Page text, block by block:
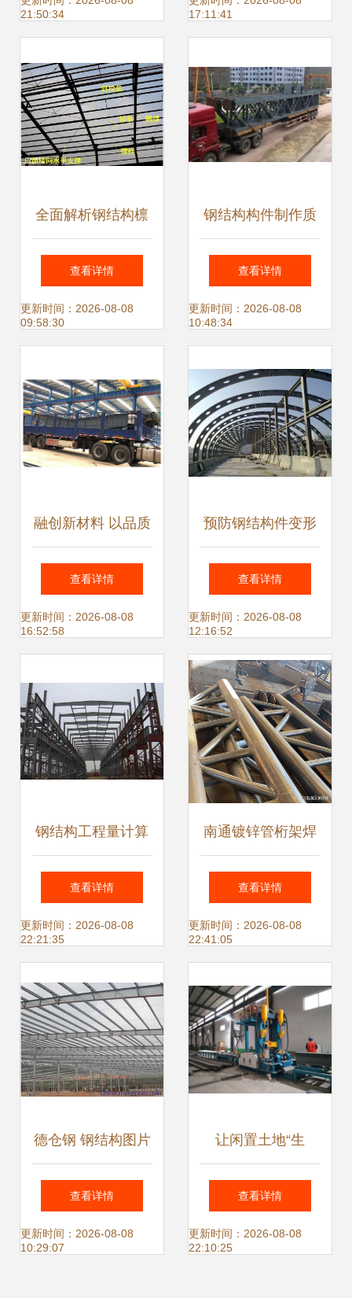
21:50:34
17:11:41
全面解析钢结构檩
条计算方法
查看详情
更新时间：2026-08-08
09:58:30
钢结构构件制作质
量未达到要求的典
型表现与深入分析
查看详情
更新时间：2026-08-08
10:48:34
融创新材料 以品质
钢结构件打造大国
工程与服务典范
查看详情
更新时间：2026-08-08
16:52:58
预防钢结构件变形
的问题分析
查看详情
更新时间：2026-08-08
12:16:52
钢结构工程量计算
方法及规则与网架
展开面积计算详解
查看详情
更新时间：2026-08-08
22:21:35
南通镀锌管桁架焊
接与专业非标钢结
构件加工的领军者
查看详情
更新时间：2026-08-08
22:41:05
德仓钢 钢结构图片
大观，展现工业之
美与建筑之魂
查看详情
更新时间：2026-08-08
10:29:07
让闲置土地“生
金”——冶源镇荣源
钢结构借力“腾笼换
查看详情
更新时间：2026-08-08
22:10:25